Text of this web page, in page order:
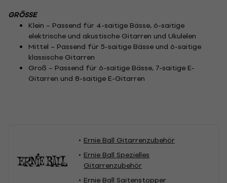
GRÖSSE
Klein – Passend für 4-saitige Bässe, 6-saitige
elektrische und akustische Gitarren und Ukulelen
Mittel – Passend für 5-saitige Bässe und 6-saitige
klassische Gitarren
Groß – Passend für 6-saitige Bässe, 7-saitige E-
Gitarren und 8-saitige E-Gitarren
Ernie Ball Gitarrenzubehör
Ernie Ball Spezielles
Gitarrenzubehör
Ernie Ball Saitenstopper